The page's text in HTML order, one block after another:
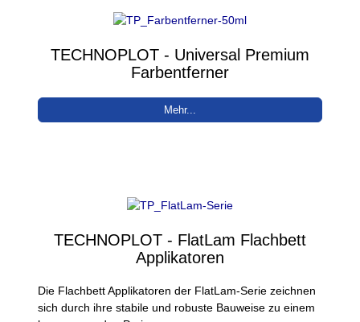
TECHNOPLOT - Universal Premium
Farbentferner
Mehr...
TECHNOPLOT - FlatLam Flachbett
Applikatoren
Die Flachbett Applikatoren der FlatLam-Serie zeichnen
sich durch ihre stabile und robuste Bauweise zu einem